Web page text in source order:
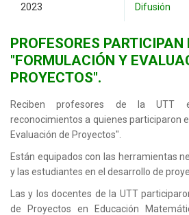
2023
Difusión
PROFESORES PARTICIPAN
"FORMULACIÓN Y
PROYECTOS".
Reciben profesores de la UTT
reconocimientos a quienes participaron
Evaluación de Proyectos".
Están equipados con las herramientas
y las estudiantes en el desarrollo de
Las y los docentes de la UTT
de Proyectos en Educación